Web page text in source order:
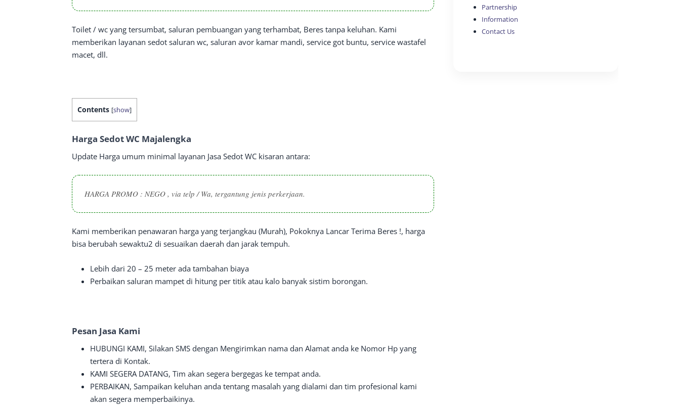
Toilet / wc yang tersumbat, saluran pembuangan yang terhambat, Beres tanpa keluhan. Kami
memberikan layanan sedot saluran wc, saluran avor kamar mandi, service got buntu, service wastafel
macet, dll.
Contents [show]
Harga Sedot WC Majalengka
Update Harga umum minimal layanan Jasa Sedot WC kisaran antara:
HARGA PROMO : NEGO , via telp / Wa, tergantung jenis perkerjaan.
Kami memberikan penawaran harga yang terjangkau (Murah), Pokoknya Lancar Terima Beres !, harga
bisa berubah sewaktu2 di sesuaikan daerah dan jarak tempuh.
Lebih dari 20 – 25 meter ada tambahan biaya
Perbaikan saluran mampet di hitung per titik atau kalo banyak sistim borongan.
Pesan Jasa Kami
HUBUNGI KAMI, Silakan SMS dengan Mengirimkan nama dan Alamat anda ke Nomor Hp yang
tertera di Kontak.
KAMI SEGERA DATANG, Tim akan segera bergegas ke tempat anda.
PERBAIKAN, Sampaikan keluhan anda tentang masalah yang dialami dan tim profesional kami
akan segera memperbaikinya.
Partnership
Information
Contact Us